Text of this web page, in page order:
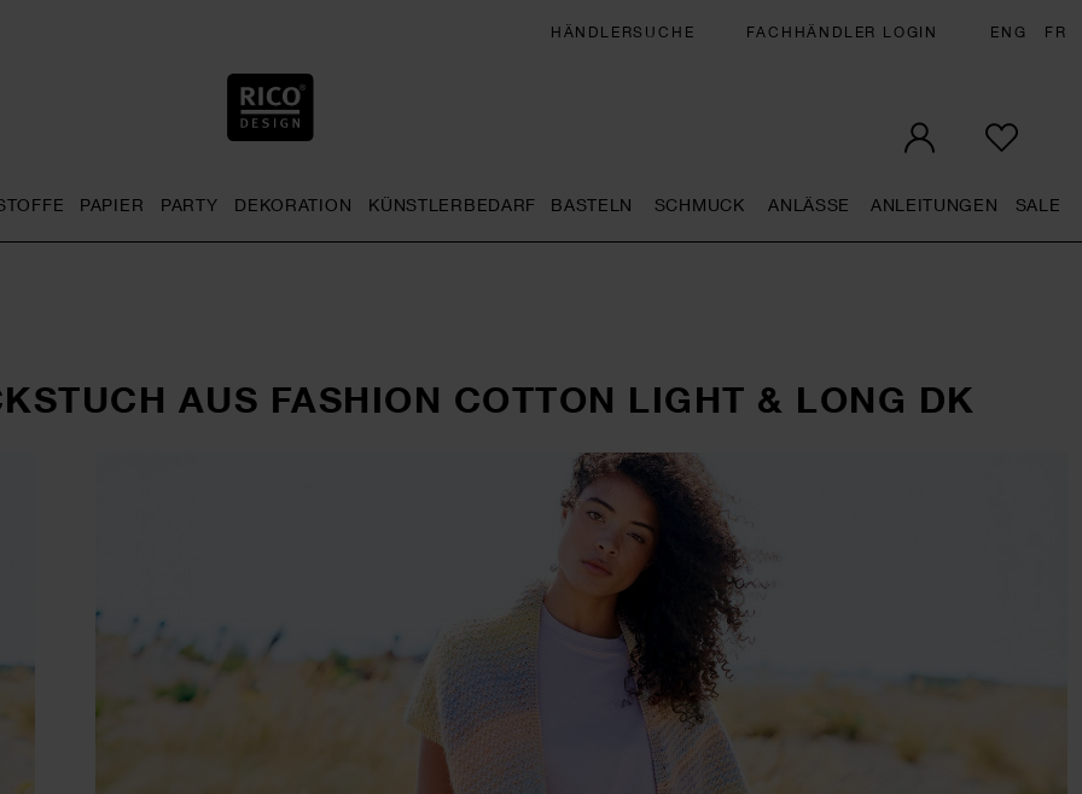
HÄNDLERSUCHE FACHHÄNDLER LOGIN ENG FR
PAPIER PARTY DEKORATION KÜNSTLERBEDARF BASTELN SCHMUCK ANLÄSSE ANLEITUNGEN SALE
AUS FASHION COTTON LIGHT & LONG DK